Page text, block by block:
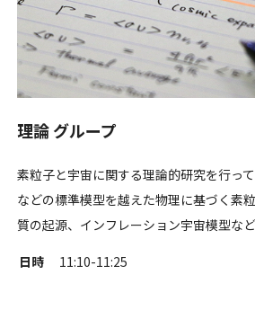
理論 グループ
素粒子と宇宙に関する理論的研究を行っ
などの標準模型を越えた物理に基づく素
質の起源、インフレーション宇宙模型な
日時 11:10-11:25